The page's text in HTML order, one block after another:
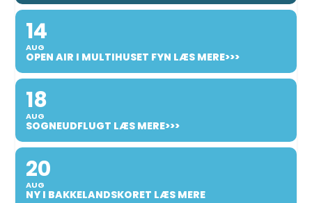
14
AUG
OPEN AIR I MULTIHUSET FYN LÆS MERE>>>
18
AUG
SOGNEUDFLUGT LÆS MERE>>>
20
AUG
NY I BAKKELANDSKORET LÆS MERE